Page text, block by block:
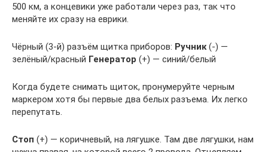
500 км, а концевики уже работали через раз, так что
меняйте их сразу на еврики.
Чёрный (3-й) разъём щитка приборов: Ручник(-) —
зелёный/красный Генератор (+) — синий/белый
Когда будете снимать щиток, пронумеруйте черным
маркером хотя бы первые два белых разъема. Их легко
перепутать.
Стоп (+) — коричневый, на лягушке. Там две лягушки, нам